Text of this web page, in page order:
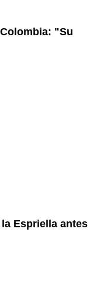
"Su
Espriella antes